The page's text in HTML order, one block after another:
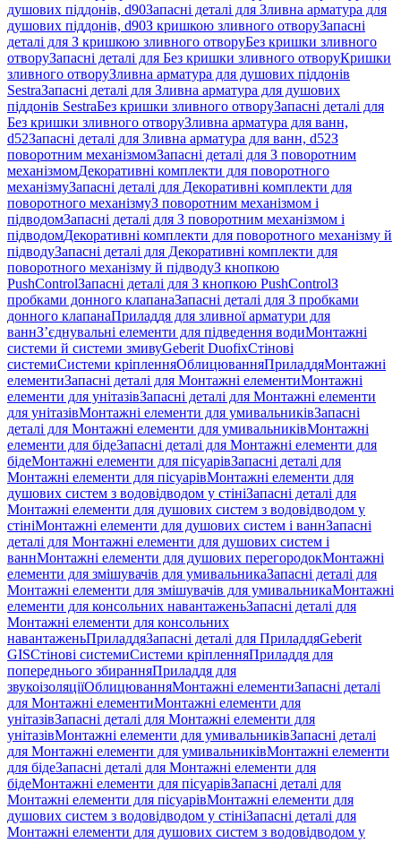
душових піддонів, d90Запасні деталі для Зливна арматура для
душових піддонів, d90З кришкою зливного отворуЗапасні
деталі для З кришкою зливного отворуБез кришки зливного
отворуЗапасні деталі для Без кришки зливного отворуКришки
зливного отворуЗливна арматура для душових піддонів
SestraЗапасні деталі для Зливна арматура для душових
піддонів SestraБез кришки зливного отворуЗапасні деталі для
Без кришки зливного отворуЗливна арматура для ванн,
d52Запасні деталі для Зливна арматура для ванн, d52З
поворотним механізмомЗапасні деталі для З поворотним
механізмомДекоративні комплекти для поворотного
механізмуЗапасні деталі для Декоративні комплекти для
поворотного механізмуЗ поворотним механізмом і
підводомЗапасні деталі для З поворотним механізмом і
підводомДекоративні комплекти для поворотного механізму й
підводуЗапасні деталі для Декоративні комплекти для
поворотного механізму й підводуЗ кнопкою
PushControlЗапасні деталі для З кнопкою PushControlЗ
пробками донного клапанаЗапасні деталі для З пробками
донного клапанаПриладдя для зливної арматури для
ваннЗ’єднувальні елементи для підведення водиМонтажні
системи й системи змивуGeberit DuofixСтінові
системиСистеми кріпленняОблицюванняПриладдяМонтажні
елементиЗапасні деталі для Монтажні елементиМонтажні
елементи для унітазівЗапасні деталі для Монтажні елементи
для унітазівМонтажні елементи для умивальниківЗапасні
деталі для Монтажні елементи для умивальниківМонтажні
елементи для бідеЗапасні деталі для Монтажні елементи для
бідеМонтажні елементи для пісуарівЗапасні деталі для
Монтажні елементи для пісуарівМонтажні елементи для
душових систем з водовідводом у стініЗапасні деталі для
Монтажні елементи для душових систем з водовідводом у
стініМонтажні елементи для душових систем і ваннЗапасні
деталі для Монтажні елементи для душових систем і
ваннМонтажні елементи для душових перегородокМонтажні
елементи для змішувачів для умивальникаЗапасні деталі для
Монтажні елементи для змішувачів для умивальникаМонтажні
елементи для консольних навантаженьЗапасні деталі для
Монтажні елементи для консольних
навантаженьПриладдяЗапасні деталі для ПриладдяGeberit
GISСтінові системиСистеми кріпленняПриладдя для
попереднього збиранняПриладдя для
звукоізоляціїОблицюванняМонтажні елементиЗапасні деталі
для Монтажні елементиМонтажні елементи для
унітазівЗапасні деталі для Монтажні елементи для
унітазівМонтажні елементи для умивальниківЗапасні деталі
для Монтажні елементи для умивальниківМонтажні елементи
для бідеЗапасні деталі для Монтажні елементи для
бідеМонтажні елементи для пісуарівЗапасні деталі для
Монтажні елементи для пісуарівМонтажні елементи для
душових систем з водовідводом у стініЗапасні деталі для
Монтажні елементи для душових систем з водовідводом у